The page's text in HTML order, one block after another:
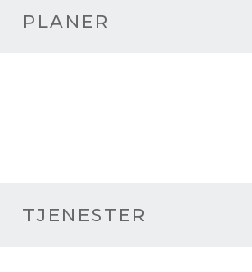
PLANER
TJENESTER